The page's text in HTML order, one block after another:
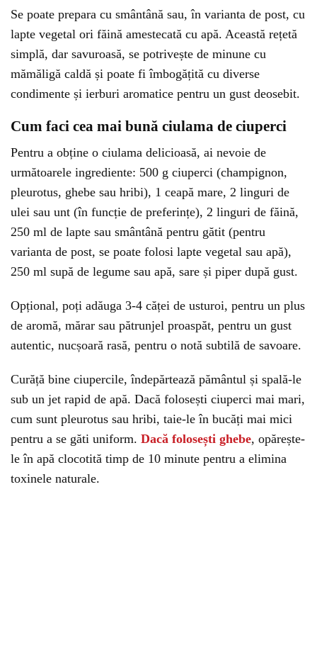
Se poate prepara cu smântână sau, în varianta de post, cu
lapte vegetal ori făină amestecată cu apă. Această rețetă
simplă, dar savuroasă, se potrivește de minune cu
mămăligă caldă și poate fi îmbogățită cu diverse
condimente și ierburi aromatice pentru un gust deosebit.
Cum faci cea mai bună ciulama de ciuperci
Pentru a obține o ciulama delicioasă, ai nevoie de
următoarele ingrediente: 500 g ciuperci (champignon,
pleurotus, ghebe sau hribi), 1 ceapă mare, 2 linguri de
ulei sau unt (în funcție de preferințe), 2 linguri de făină,
250 ml de lapte sau smântână pentru gătit (pentru
varianta de post, se poate folosi lapte vegetal sau apă),
250 ml supă de legume sau apă, sare și piper după gust.
Opțional, poți adăuga 3-4 căței de usturoi, pentru un plus
de aromă, mărar sau pătrunjel proaspăt, pentru un gust
autentic, nucșoară rasă, pentru o notă subtilă de savoare.
Curăță bine ciupercile, îndepărtează pământul și spală-le
sub un jet rapid de apă. Dacă folosești ciuperci mai mari,
cum sunt pleurotus sau hribi, taie-le în bucăți mai mici
pentru a se găti uniform. Dacă folosești ghebe, opărește-
le în apă clocotită timp de 10 minute pentru a elimina
toxinele naturale.